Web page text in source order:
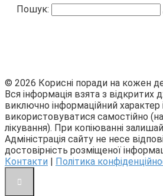
Пошук:
© 2026 Корисні поради на кожен
Вся інформація взята з відкритих
виключно інформаційний характер
використовуватися самостійно
лікування). При копіюванні
Адміністрація сайту не несе
достовірність розміщеної
Контакти | Політика